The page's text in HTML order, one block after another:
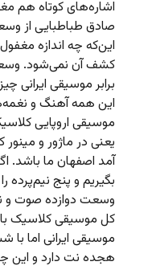
اشاره‌های کوتاه هم
صادق طباطبایی از
این‌که چه اندازه
کشف آن نمی‌شود.
برابر موسیقی ایرانی
این‌ همه آهنگ و
موسیقی اروپایی
یعنی در ماژور و
آمد اصفهان ما باشد.
بگیریم و پنج نیم‌پرده‌
وسعت دوازده صوت و
کل موسیقی کلاسیک
موسیقی ایرانی اما
هجده نت دارد و این